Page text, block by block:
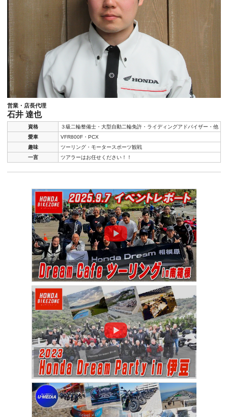
営業・店長代理
石井 達也
資格
３級二輪整備士・大型自動二輪免許・ライディングアドバイザー・他
愛車
VFR800F・PCX
趣味
ツーリング・モータースポーツ観戦
一言
ツアラーはお任せください！！